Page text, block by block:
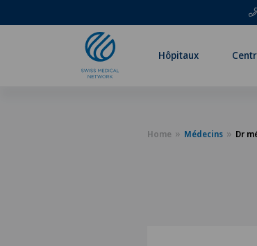
Hôpitaux
Home Médecins Dr